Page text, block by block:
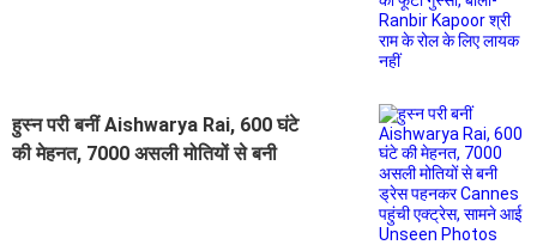
हुस्न परी बनीं Aishwarya Rai, 600 घंटे
की मेहनत, 7000 असली मोतियों से बनी